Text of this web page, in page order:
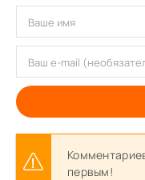
первым!